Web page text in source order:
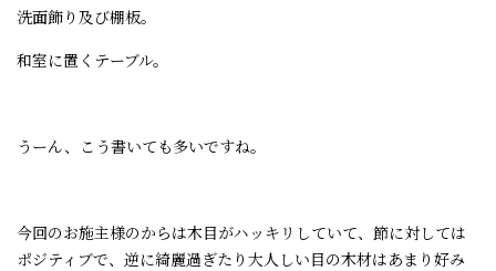
洗面飾り及び棚板。
和室に置くテーブル。
うーん、こう書いても多いですね。
今回のお施主様のからは木目がハッキリしていて、節に対しては
ポジティブで、逆に綺麗過ぎたり大人しい目の木材はあまり好み